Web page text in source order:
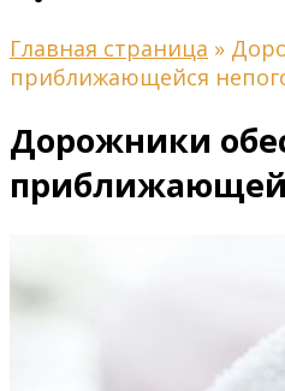
Главная страница »
приближающейся
Дорожники